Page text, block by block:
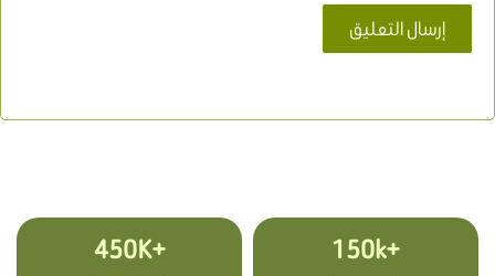
+150k
+450K